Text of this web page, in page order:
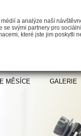
MĚSÍCE GALERIE
a analýze naší
se svými partnery pro
které jste jim poskytli